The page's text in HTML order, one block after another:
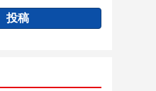
投稿